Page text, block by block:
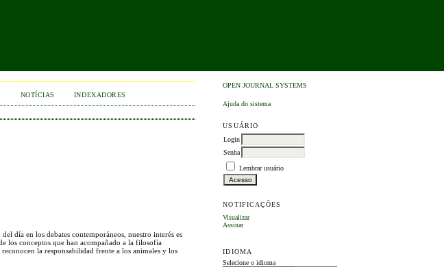
OPEN JOURNAL SYSTEMS
Ajuda do sistema
USUÁRIO
Login
Senha
Lembrar usuário
NOTIFICAÇÕES
Visualizar
Assinar
IDIOMA
Selecione o idioma
NOTÍCIAS INDEXADORES
día en los debates contemporáneos, nuestro interés es
los conceptos que han acompañado a la filosofía
la responsabilidad frente a los animales y los